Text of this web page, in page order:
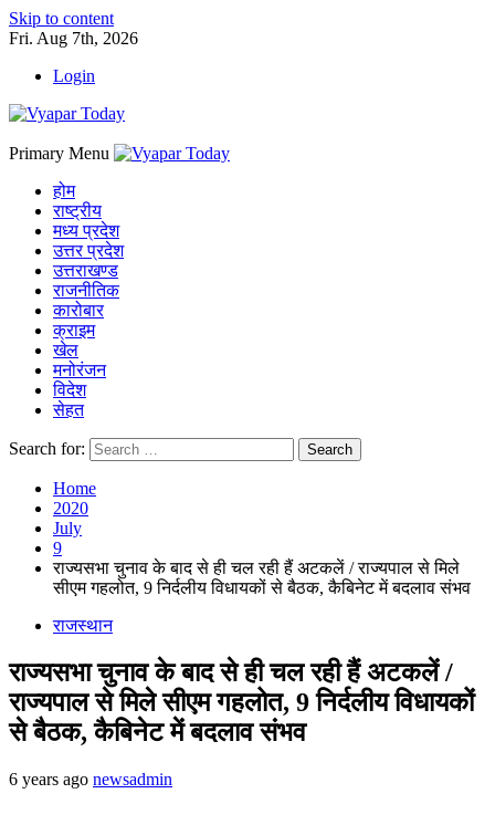
Skip to content
Fri. Aug 7th, 2026
Login
Primary Menu
होम
राष्ट्रीय
मध्य प्रदेश
उत्तर प्रदेश
उत्तराखण्ड
राजनीतिक
कारोबार
क्राइम
खेल
मनोरंजन
विदेश
सेहत
Search for:
Home
2020
July
9
राज्यसभा चुनाव के बाद से ही चल रही हैं अटकलें / राज्यपाल से मिले
सीएम गहलोत, 9 निर्दलीय विधायकों से बैठक, कैबिनेट में बदलाव संभव
राजस्थान
राज्यसभा चुनाव के बाद से ही चल रही हैं अटकलें /
राज्यपाल से मिले सीएम गहलोत, 9 निर्दलीय विधायकों
से बैठक, कैबिनेट में बदलाव संभव
6 years ago newsadmin